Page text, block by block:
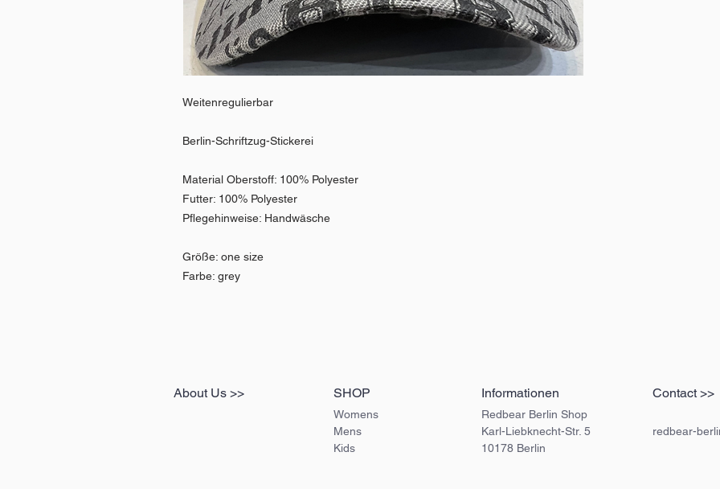
Weitenregulierbar
Berlin-Schriftzug-Stickerei
Material Oberstoff: 100% Polyester
Futter: 100% Polyester
Pflegehinweise: Handwäsche
Größe: one size
Farbe: grey
About Us >> SHOP
Womens
Mens
Kids
Informationen
Redbear Berlin Shop
Karl-Liebknecht-Str. 5
10178 Berlin
Contact >>
redbear-